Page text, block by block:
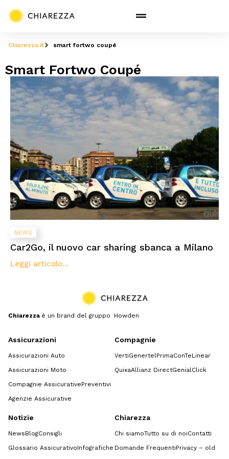
Chiarezza.it smart fortwo coupé
Smart Fortwo Coupé
NEWS
Car2Go, il nuovo car sharing sbanca a Milano
Leggi articolo...
Chiarezza è un brand del gruppo Howden
Assicurazioni
Assicurazioni Auto
Assicurazioni Moto
Compagnie AssicurativePreventivi
Agenzie Assicurative
Compagnie
VertiGenertel PrimaConTeLinear
QuixaAllianz DirectGenialClick
Notizie
NewsBlogConsigli
Glossario AssicurativoInfografiche
Chiarezza
Chi siamoTutto su di noiContatti
Domande FrequentiPrivacy – old